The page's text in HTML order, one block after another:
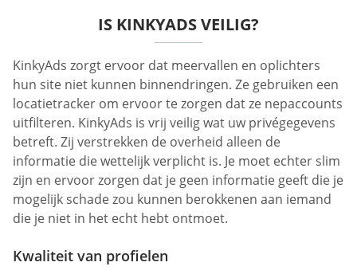
IS KINKYADS VEILIG?
KinkyAds zorgt ervoor dat meervallen en oplichters
hun site niet kunnen binnendringen. Ze gebruiken een
locatietracker om ervoor te zorgen dat ze nepaccounts
uitfilteren. KinkyAds is vrij veilig wat uw privégegevens
betreft. Zij verstrekken de overheid alleen de
informatie die wettelijk verplicht is. Je moet echter slim
zijn en ervoor zorgen dat je geen informatie geeft die je
mogelijk schade zou kunnen berokkenen aan iemand
die je niet in het echt hebt ontmoet.
Kwaliteit van profielen